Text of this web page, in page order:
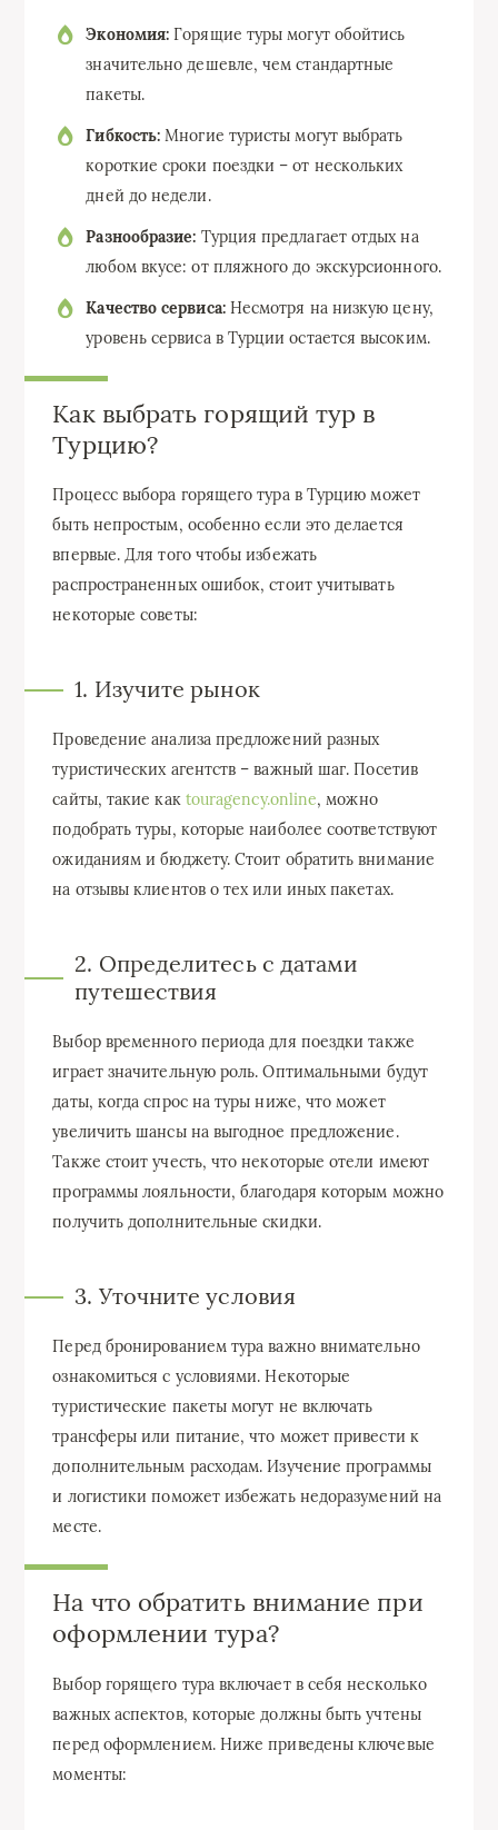
Экономия: Горящие туры могут обойтись
значительно дешевле, чем стандартные
пакеты.
Гибкость: Многие туристы могут выбрать
короткие сроки поездки – от нескольких
дней до недели.
Разнообразие: Турция предлагает отдых на
любом вкусе: от пляжного до экскурсионного.
Качество сервиса:Несмотря на низкую цену,
уровень сервиса в Турции остается высоким.
Как выбрать горящий тур в
Турцию?
Процесс выбора горящего тура в Турцию может
быть непростым, особенно если это делается
впервые. Для того чтобы избежать
распространенных ошибок, стоит учитывать
некоторые советы:
1. Изучите рынок
Проведение анализа предложений разных
туристических агентств – важный шаг. Посетив
сайты, такие как touragency.online, можно
подобрать туры, которые наиболее соответствуют
ожиданиям и бюджету. Стоит обратить внимание
на отзывы клиентов о тех или иных пакетах.
2. Определитесь с датами
путешествия
Выбор временного периода для поездки также
играет значительную роль. Оптимальными будут
даты, когда спрос на туры ниже, что может
увеличить шансы на выгодное предложение.
Также стоит учесть, что некоторые отели имеют
программы лояльности, благодаря которым можно
получить дополнительные скидки.
3. Уточните условия
Перед бронированием тура важно внимательно
ознакомиться с условиями. Некоторые
туристические пакеты могут не включать
трансферы или питание, что может привести к
дополнительным расходам. Изучение программы
и логистики поможет избежать недоразумений на
месте.
На что обратить внимание при
оформлении тура?
Выбор горящего тура включает в себя несколько
важных аспектов, которые должны быть учтены
перед оформлением. Ниже приведены ключевые
моменты: